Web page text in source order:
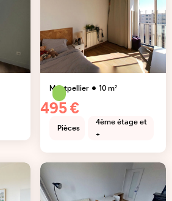
Montpellier 10m²
495 €
Pièces
4ème étage et
+